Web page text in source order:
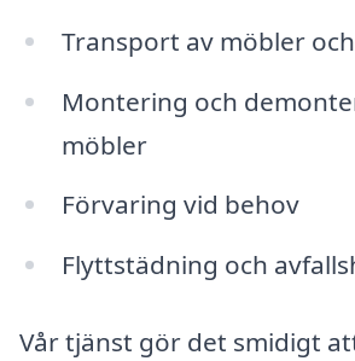
Transport av möbler
Montering och
möbler
Förvaring vid behov
Flyttstädning och
Vår tjänst gör det smidigt